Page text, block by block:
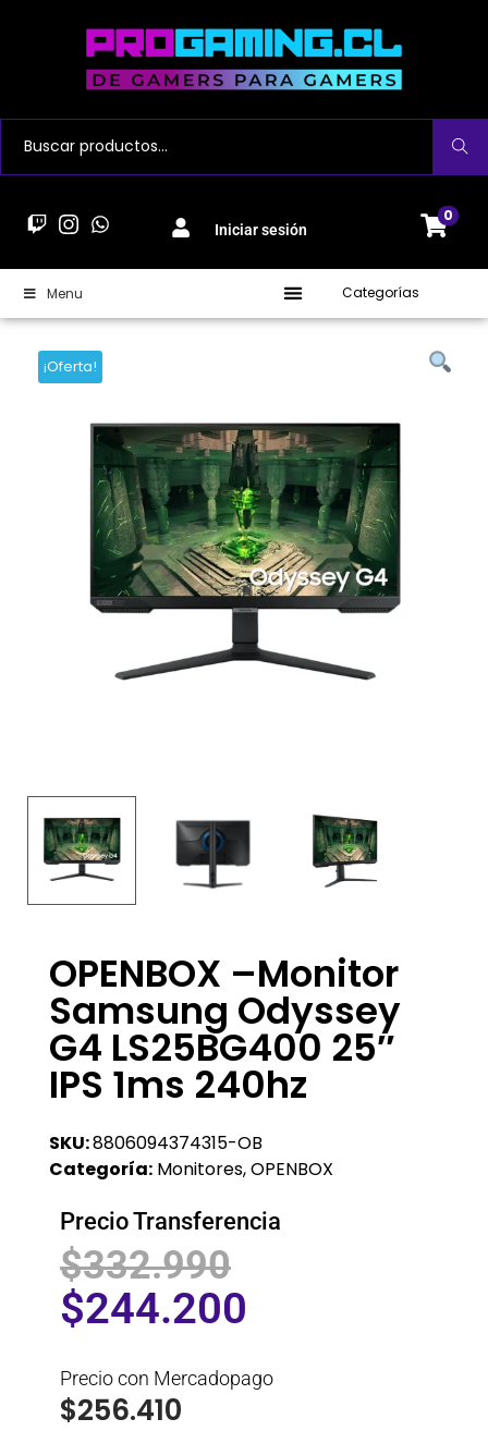
Buscar
Iniciar sesión
0
Menu Categorías
¡Oferta!
OPENBOX –Monitor
Samsung Odyssey
G4 LS25BG400 25″
IPS 1ms 240hz
SKU:8806094374315-OB
Categoría: Monitores,OPENBOX
Precio Transferencia
$332.990
$244.200
Precio con Mercadopago
$256.410